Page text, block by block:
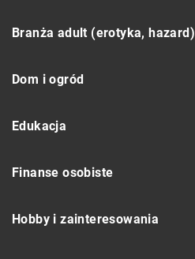
Branża adult (erotyka, hazard)
Dom i ogród
Edukacja
Finanse osobiste
Hobby i zainteresowania